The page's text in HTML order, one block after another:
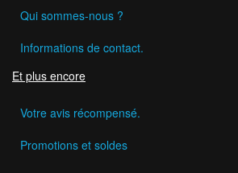
Qui sommes-nous ?
Informations de contact.
Et plus encore
Votre avis récompensé.
Promotions et soldes